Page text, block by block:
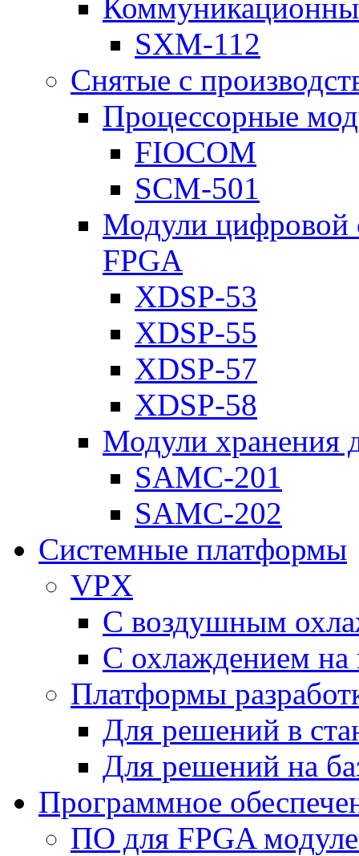
SXM-112
Снятые с
Процессорные
FIOCOM
SCM-501
Модули цифровой
FPGA
XDSP-53
XDSP-55
XDSP-57
XDSP-58
Модули хранения
SAMC-201
SAMC-202
Системные платформы
VPX
С воздушным
С охлаждением на
Платформы
Для решений в
Для решений на
Программное
ПО для FPGA